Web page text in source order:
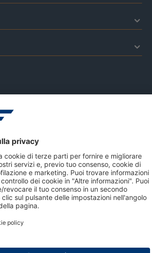
Relativa Al Sistema Di Informazioni
Tutti i diritti riservati.
/ 40131 Bologna / Italy Cap. Soc.
di cui versato € 51.806.190,00 |
di direzione e coordinamento di